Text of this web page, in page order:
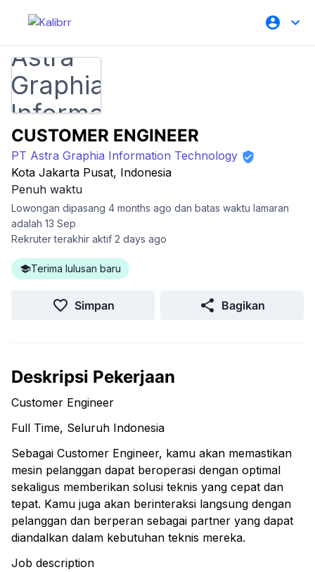
CUSTOMER ENGINEER
PT Astra Graphia Information Technology
Kota Jakarta Pusat, Indonesia
Penuh waktu
Lowongan dipasang 4 months ago dan batas waktu lamaran
adalah 13 Sep
Rekruter terakhir aktif 2 days ago
Terima lulusan baru
Simpan Bagikan
Deskripsi Pekerjaan
Customer Engineer
Full Time, Seluruh Indonesia
Sebagai Customer Engineer, kamu akan memastikan
mesin pelanggan dapat beroperasi dengan optimal
sekaligus memberikan solusi teknis yang cepat dan
tepat. Kamu juga akan berinteraksi langsung dengan
pelanggan dan berperan sebagai partner yang dapat
diandalkan dalam kebutuhan teknis mereka.
Job description